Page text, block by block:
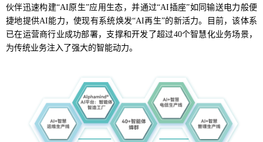
伙伴迅速构建“AI原生”应用生态，并通过“AI插座”如同输送电力般便
捷地提供AI能力，使现有系统焕发“AI再生”的新活力。目前，该体系
已在运营商行业成功部署，支撑和开发了超过40个智慧化业务场景，
为传统业务注入了强大的智能动力。